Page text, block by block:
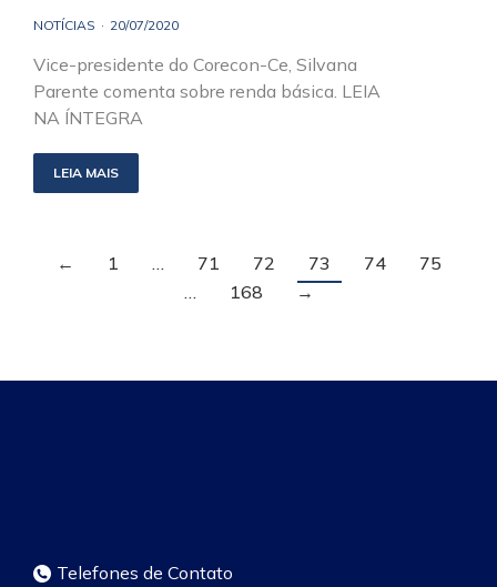
NOTÍCIAS 20/07/2020
Vice-presidente do Corecon-Ce, Silvana
Parente comenta sobre renda básica. LEIA
NA ÍNTEGRA
LEIA MAIS
← 1 … 71 72 73 74
75
…
168 →
Telefones de Contato